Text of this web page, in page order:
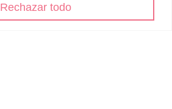
Rechazar todo